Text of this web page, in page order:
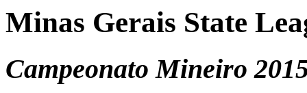
Minas Gerais State
Campeonato Mineiro